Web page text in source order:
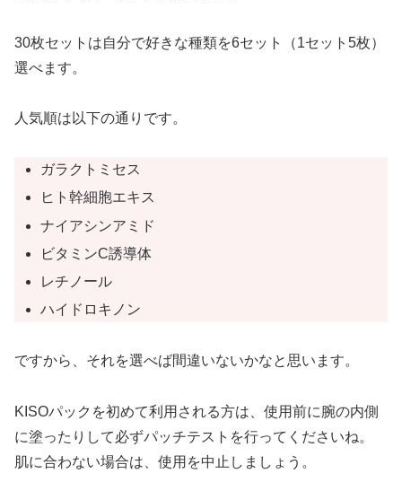
30枚セットは自分で好きな種類を6セット（1セット5枚）
選べます。
人気順は以下の通りです。
ガラクトミセス
ヒト幹細胞エキス
ナイアシンアミド
ビタミンC誘導体
レチノール
ハイドロキノン
ですから、それを選べば間違いないかなと思います。
KISOパックを初めて利用される方は、使用前に腕の内側
に塗ったりして必ずパッチテストを行ってくださいね。
肌に合わない場合は、使用を中止しましょう。